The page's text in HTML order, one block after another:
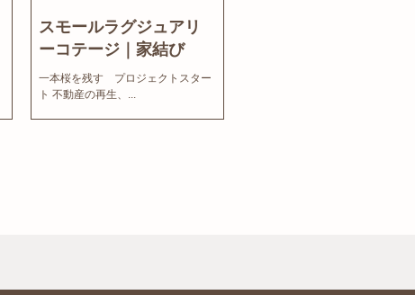
スモールラグジュアリ
ーコテージ｜家結び
News
一本桜を残す プロジェクトスター
ト 不動産の再生、...